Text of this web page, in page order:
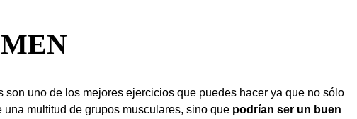
son uno de los mejores ejercicios que puedes hacer ya que no sólo
una multitud de grupos musculares, sino que podrían ser un buen